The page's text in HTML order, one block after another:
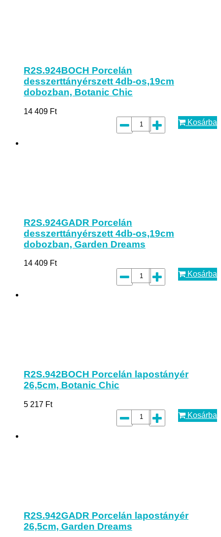
R2S.924BOCH Porcelán
desszerttányérszett 4db-os,19cm
dobozban, Botanic Chic
14 409 Ft
Kosárba
R2S.924GADR Porcelán
desszerttányérszett 4db-os,19cm
dobozban, Garden Dreams
14 409 Ft
Kosárba
R2S.942BOCH Porcelán lapostányér
26,5cm, Botanic Chic
5 217 Ft
Kosárba
R2S.942GADR Porcelán lapostányér
26,5cm, Garden Dreams